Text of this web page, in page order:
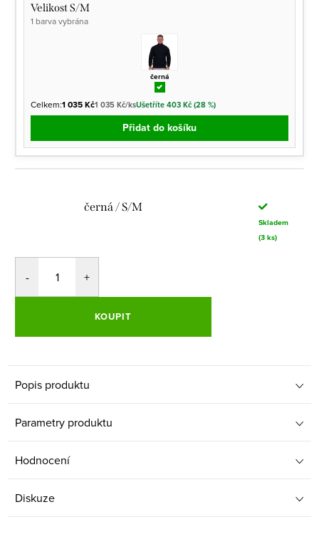
Velikost S/M
1 barva vybrána
černá
Celkem:1 035 Kč1 035 Kč/ksUšetříte 403 Kč (28 %)
Přidat do košíku
černá / S/M
Skladem
(3 ks)
KOUPIT
Popis produktu
Parametry produktu
Hodnocení
Diskuze